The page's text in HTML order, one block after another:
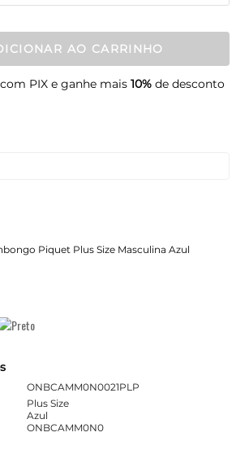
AO CARRINHO
com PIX e ganhe mais 10%de desconto
Piquet Plus Size Masculina Azul
ONBCAMM0N0021PLP
Plus Size
Azul
ONBCAMM0N0